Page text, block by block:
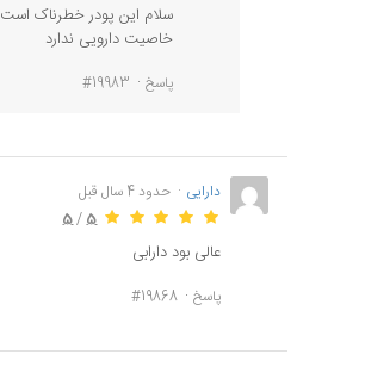
سلام این پودر خطرناک
خاصیت دارویی ندارد
پاسخ #19983
دارایی
حدود 4 سال قبل
5
/
5
عالی بود دارابی
پاسخ #19868